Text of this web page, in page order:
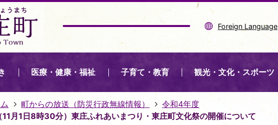
Foreign Language
医療・健康・福祉 子育て・教育 観光・文化・スポーツ
町からの放送（防災行政無線情報）
令和4年度
（11月1日8時30分）東庄ふれあいまつり・東庄町文化祭の開催について